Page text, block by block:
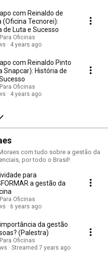
com Reinaldo de
(Oficina Tecnorei):
de Luta e Sucesso
Oficinas
4 years ago
com Reinaldo Pinto
Snapcar): História de
Oficinas
4 years ago
com tudo sobre a gestão da
por todo o Brasil!
para
a gestão da
Oficinas
6 years ago
da gestão
(Palestra)
Oficinas
Streamed 7 years ago